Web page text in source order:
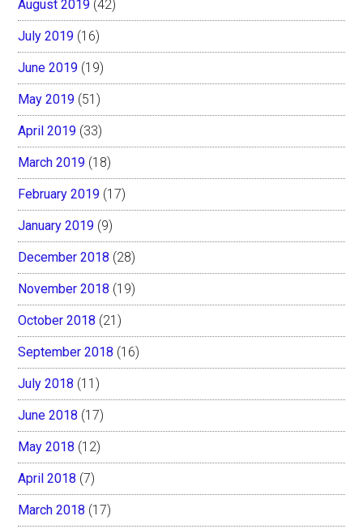
August 2019 (42)
July 2019 (16)
June 2019 (19)
May 2019 (51)
April 2019 (33)
March 2019 (18)
February 2019 (17)
January 2019 (9)
December 2018 (28)
November 2018 (19)
October 2018 (21)
September 2018 (16)
July 2018 (11)
June 2018 (17)
May 2018 (12)
April 2018 (7)
March 2018 (17)